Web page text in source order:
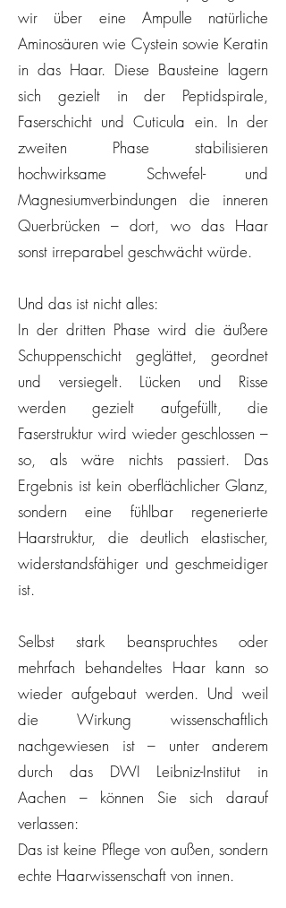
wir über eine Ampulle natürliche
Aminosäuren wie Cystein sowie Keratin
in das Haar. Diese Bausteine lagern
sich gezielt in der Peptidspirale,
Faserschicht und Cuticula ein. In der
zweiten Phase stabilisieren
hochwirksame Schwefel- und
Magnesiumverbindungen die inneren
Querbrücken – dort, wo das Haar
sonst irreparabel geschwächt würde.
Und das ist nicht alles:
In der dritten Phase wird die äußere
Schuppenschicht geglättet, geordnet
und versiegelt. Lücken und Risse
werden gezielt aufgefüllt, die
Faserstruktur wird wieder geschlossen –
so, als wäre nichts passiert. Das
Ergebnis ist kein oberflächlicher Glanz,
sondern eine fühlbar regenerierte
Haarstruktur, die deutlich elastischer,
widerstandsfähiger und geschmeidiger
ist.
Selbst stark beanspruchtes oder
mehrfach behandeltes Haar kann so
wieder aufgebaut werden. Und weil
die Wirkung wissenschaftlich
nachgewiesen ist – unter anderem
durch das DWI Leibniz-Institut in
Aachen – können Sie sich darauf
verlassen:
Das ist keine Pflege von außen, sondern
echte Haarwissenschaft von innen.